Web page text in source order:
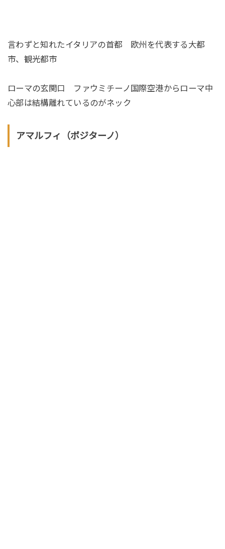
言わずと知れたイタリアの首都 欧州を代表する大都
市、観光都市
ローマの玄関口 ファウミチーノ国際空港からローマ中
心部は結構離れているのがネック
アマルフィ（ポジターノ）